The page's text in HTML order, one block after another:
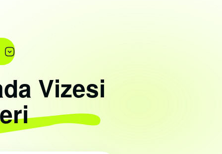
Vizesi